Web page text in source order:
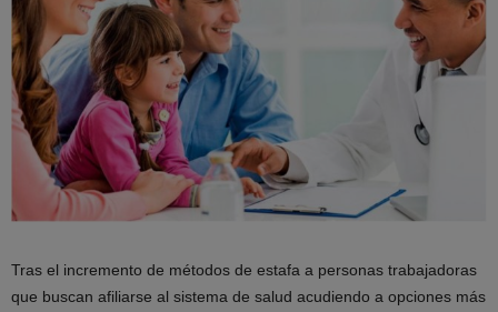
Tras el incremento de métodos de estafa a personas trabajadoras
que buscan afiliarse al sistema de salud acudiendo a opciones más